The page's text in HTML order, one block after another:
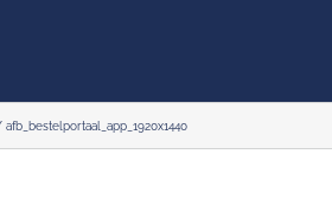
afb_bestelportaal_app_1920x1440